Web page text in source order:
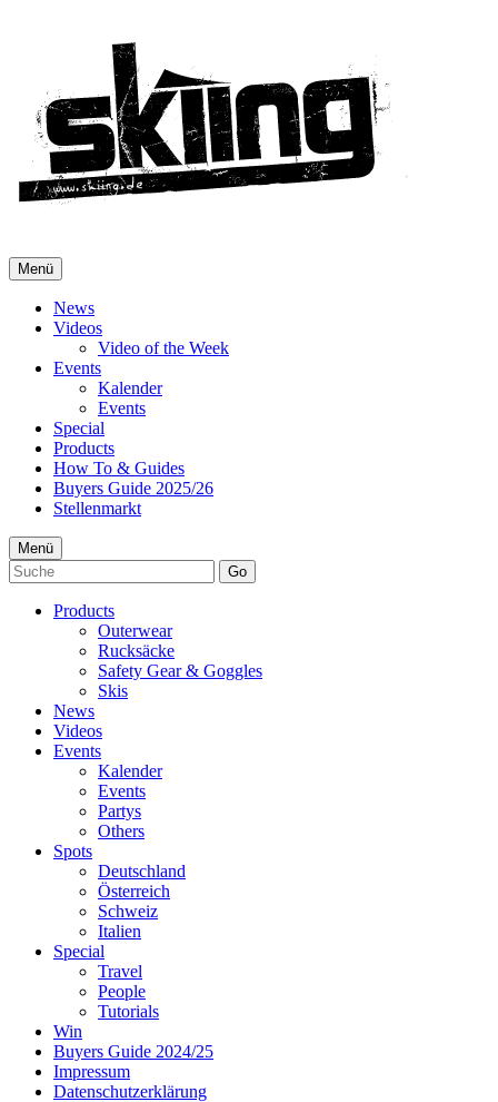
Menü
News
Videos
Video of the Week
Events
Kalender
Events
Special
Products
How To & Guides
Buyers Guide 2025/26
Stellenmarkt
Menü
Go
Products
Outerwear
Rucksäcke
Safety Gear & Goggles
Skis
News
Videos
Events
Kalender
Events
Partys
Others
Spots
Deutschland
Österreich
Schweiz
Italien
Special
Travel
People
Tutorials
Win
Buyers Guide 2024/25
Impressum
Datenschutzerklärung